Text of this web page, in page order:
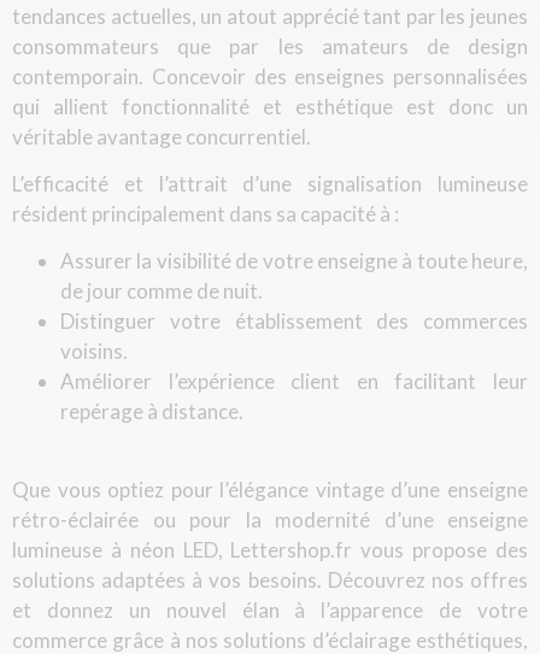
tendances actuelles, un atout apprécié tant par les jeunes
consommateurs que par les amateurs de design
contemporain. Concevoir des enseignes personnalisées
qui allient fonctionnalité et esthétique est donc un
véritable avantage concurrentiel.
L’efficacité et l’attrait d’une signalisation lumineuse
résident principalement dans sa capacité à :
Assurer la visibilité de votre enseigne à toute heure,
de jour comme de nuit.
Distinguer votre établissement des commerces
voisins.
Améliorer l’expérience client en facilitant leur
repérage à distance.
Que vous optiez pour l’élégance vintage d’une enseigne
rétro-éclairée ou pour la modernité d’une enseigne
lumineuse à néon LED, Lettershop.fr vous propose des
solutions adaptées à vos besoins. Découvrez nos offres
et donnez un nouvel élan à l’apparence de votre
commerce grâce à nos solutions d’éclairage esthétiques,